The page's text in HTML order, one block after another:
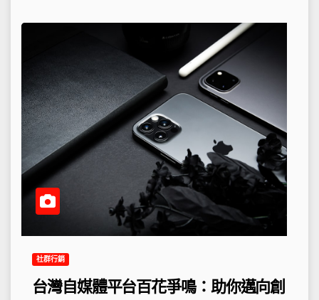
社群行銷
台灣自媒體平台百花爭鳴：助你邁向創